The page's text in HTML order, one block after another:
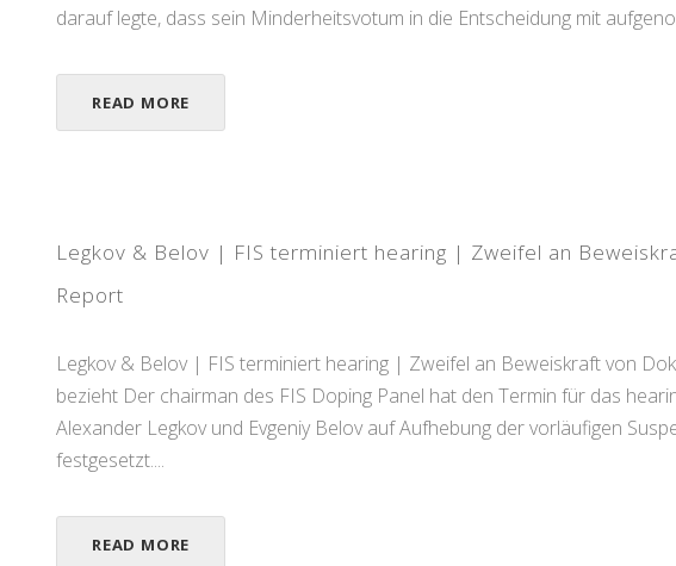
darauf legte, dass sein Minderheitsvotum in die Entscheidung mit
READ MORE
Legkov & Belov | FIS terminiert hearing | Zweifel an
Report
Legkov & Belov | FIS terminiert hearing | Zweifel an Beweiskraft von
bezieht Der chairman des FIS Doping Panel hat den Termin für das
Alexander Legkov und Evgeniy Belov auf Aufhebung der vorläufigen
festgesetzt....
READ MORE